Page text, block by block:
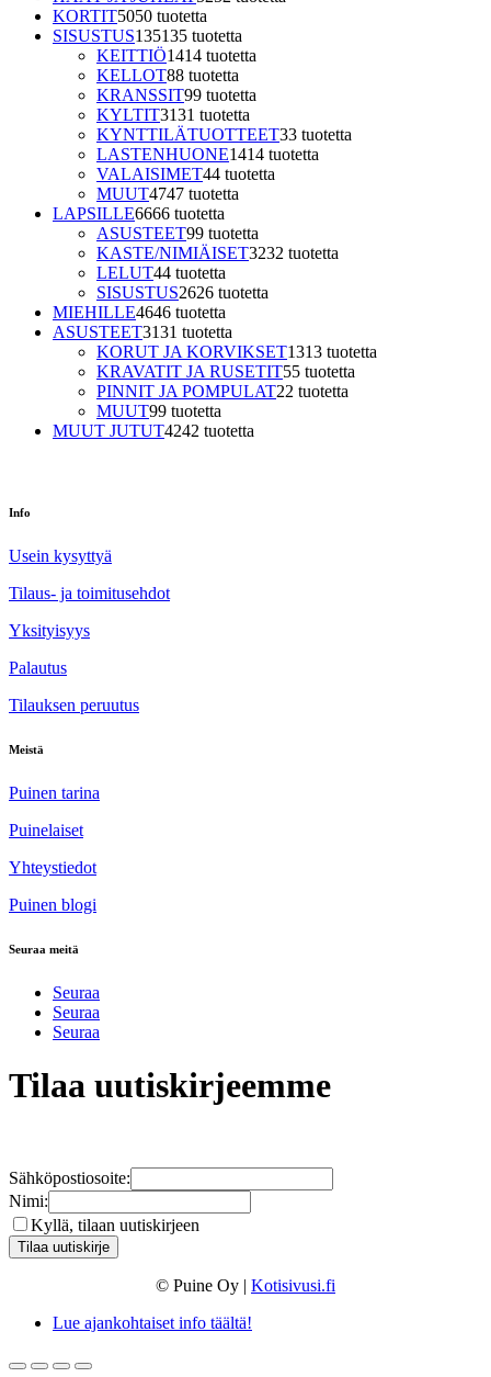
KORTIT5050 tuotetta
SISUSTUS135135 tuotetta
KEITTIÖ1414 tuotetta
KELLOT88 tuotetta
KRANSSIT99 tuotetta
KYLTIT3131 tuotetta
KYNTTILÄTUOTTEET33 tuotetta
LASTENHUONE1414 tuotetta
VALAISIMET44 tuotetta
MUUT4747 tuotetta
LAPSILLE6666 tuotetta
ASUSTEET99 tuotetta
KASTE/NIMIÄISET3232 tuotetta
LELUT44 tuotetta
SISUSTUS2626 tuotetta
MIEHILLE4646 tuotetta
ASUSTEET3131 tuotetta
KORUT JA KORVIKSET1313 tuotetta
KRAVATIT JA RUSETIT55 tuotetta
PINNIT JA POMPULAT22 tuotetta
MUUT99 tuotetta
MUUT JUTUT4242 tuotetta
Info
Usein kysyttyä
Tilaus- ja toimitusehdot
Yksityisyys
Palautus
Tilauksen peruutus
Meistä
Puinen tarina
Puinelaiset
Yhteystiedot
Puinen blogi
Seuraa meitä
Seuraa
Seuraa
Seuraa
Tilaa uutiskirjeemme
Sähköpostiosoite:
Nimi:
Kyllä, tilaan uutiskirjeen
© Puine Oy | Kotisivusi.fi
Lue ajankohtaiset info täältä!